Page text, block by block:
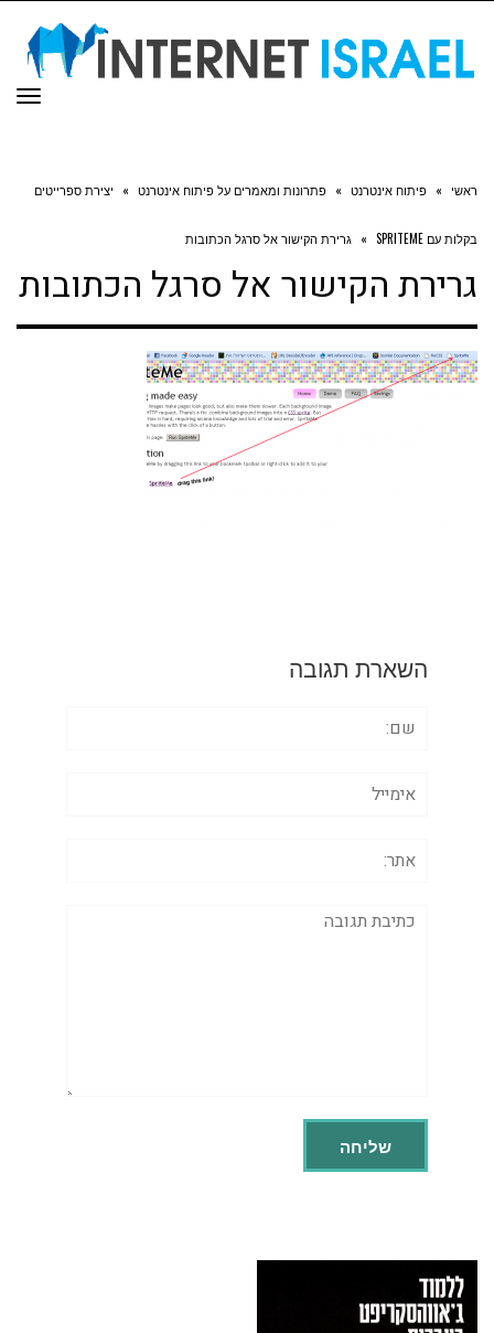
ראשי » פיתוח אינטרנט » פתרונות ומאמרים על פיתוח אינטרנט » יצירת ספרייטים
בקלות עם SPRITEME » גרירת הקישור אל סרגל הכתובות
גרירת הקישור אל סרגל הכתובות
השארת תגובה
תגובה